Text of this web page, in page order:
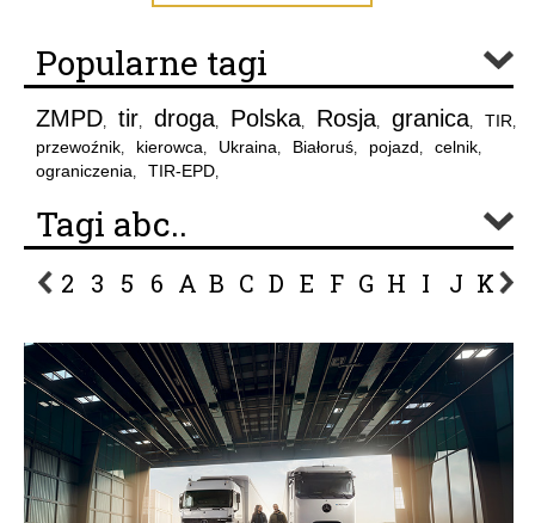
Popularne tagi
ZMPD, tir, droga, Polska, Rosja, granica, TIR,
przewoźnik, kierowca, Ukraina, Białoruś, pojazd, celnik,
ograniczenia, TIR-EPD,
Tagi abc..
2 3 5 6 A B C D E F G H I J K L